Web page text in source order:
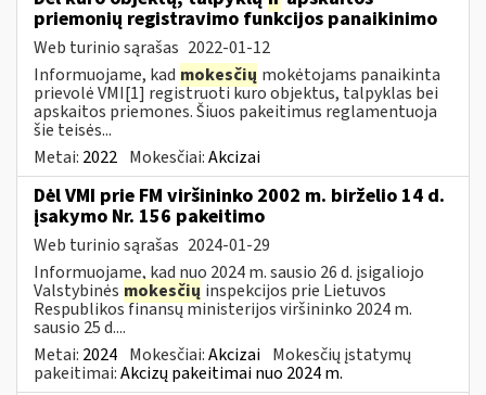
priemonių registravimo funkcijos panaikinimo
Web turinio sąrašas 2022-01-12
Informuojame, kad mokesčių mokėtojams panaikinta
prievolė VMI[1] registruoti kuro objektus, talpyklas bei
apskaitos priemones. Šiuos pakeitimus reglamentuoja
šie teisės...
Metai: 2022 Mokesčiai:Akcizai
Dėl VMI prie FM viršininko 2002 m. birželio 14 d.
įsakymo Nr. 156 pakeitimo
Web turinio sąrašas 2024-01-29
Informuojame, kad nuo 2024 m. sausio 26 d. įsigaliojo
Valstybinės mokesčių inspekcijos prie Lietuvos
Respublikos finansų ministerijos viršininko 2024 m.
sausio 25 d....
Metai: 2024 Mokesčiai:Akcizai Mokesčių įstatymų
pakeitimai:Akcizų pakeitimai nuo 2024 m.